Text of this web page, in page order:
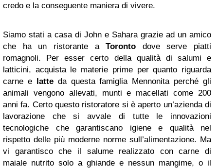
credo e la conseguente maniera di vivere.
Siamo stati a casa di John e Sahara grazie ad un amico
che ha un ristorante aToronto dove serve piatti
romagnoli. Per esser certo della qualità di salumi e
latticini, acquista le materie prime per quanto riguarda
carne e latteda questa famiglia Mennonita perché gli
animali vengono allevati, munti e macellati come 200
anni fa. Certo questo ristoratore si è aperto un’azienda di
lavorazione che si avvale di tutte le innovazioni
tecnologiche che garantiscano igiene e qualità nel
rispetto delle più moderne norme sull’alimentazione. Ma
vi garantisco che il salume realizzato con carne di
maiale nutrito solo a ghiande e nessun mangime, o il